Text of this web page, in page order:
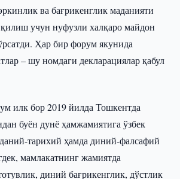
ва бағрикенглик маданияти
учун нуфузли халқаро майдон
Ҳар бир форум якунида
– шу номдаги декларациялар қабул
илк бор 2019 йилда Тошкентда
буён дунё ҳамжамиятига ўзбек
тарихий ҳамда диний-фалсафий
мамлакатнинг жамиятда
диний бағрикенглик, дўстлик